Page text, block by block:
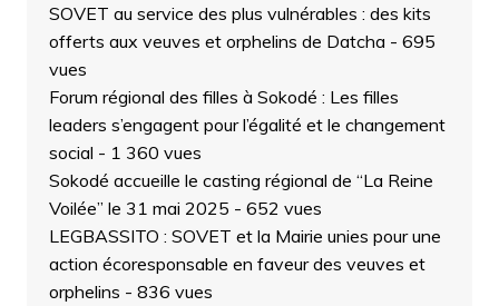
SOVET au service des plus vulnérables : des kits
offerts aux veuves et orphelins de Datcha - 695
vues
Forum régional des filles à Sokodé : Les filles
leaders s’engagent pour l’égalité et le changement
social - 1 360 vues
Sokodé accueille le casting régional de “La Reine
Voilée” le 31 mai 2025 - 652 vues
LEGBASSITO : SOVET et la Mairie unies pour une
action écoresponsable en faveur des veuves et
orphelins - 836 vues